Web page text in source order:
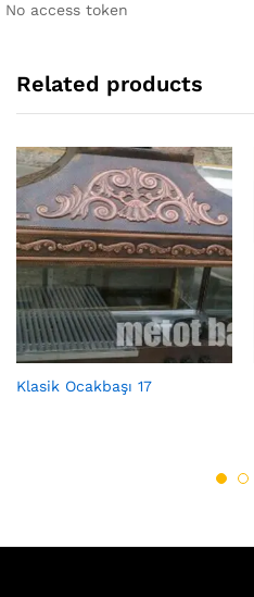
No access token
Related products
Klasik Ocakbaşı 17